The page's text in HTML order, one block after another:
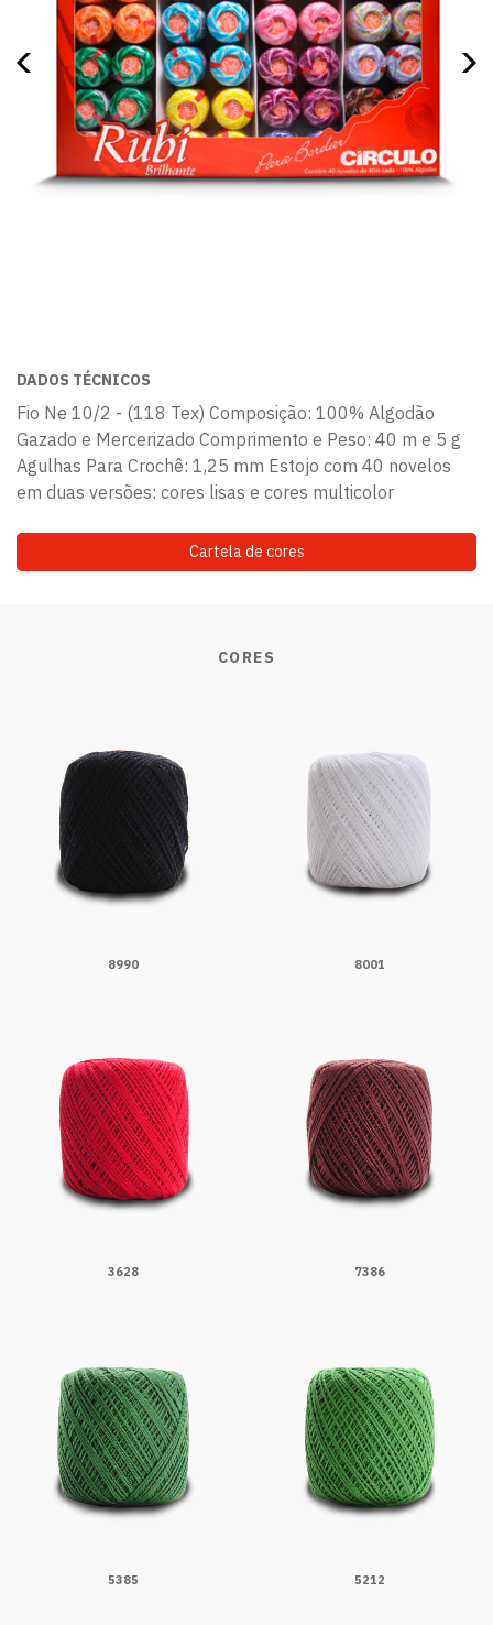
DADOS TÉCNICOS
Fio Ne 10/2 - (118 Tex) Composição: 100% Algodão
Gazado e Mercerizado Comprimento e Peso: 40 m e 5 g
Agulhas Para Crochê: 1,25 mm Estojo com 40 novelos
em duas versões: cores lisas e cores multicolor
Cartela de cores
CORES
8990 8001
3628 7386
5385 5212